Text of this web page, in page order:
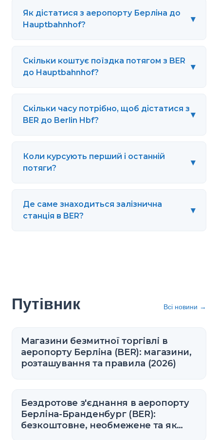
Як дістатися з аеропорту Берліна до
Hauptbahnhof?
▾
Скільки коштує поїздка потягом з BER
до Hauptbahnhof?
▾
Скільки часу потрібно, щоб дістатися з
BER до Berlin Hbf?
▾
Коли курсують перший і останній
потяги?
▾
Де саме знаходиться залізнична
станція в BER?
▾
Путівник Всі новини →
Магазини безмитної торгівлі в
аеропорту Берліна (BER): магазини,
розташування та правила (2026)
Бездротове з'єднання в аеропорту
Берліна-Бранденбург (BER):
безкоштовне, необмежене та як